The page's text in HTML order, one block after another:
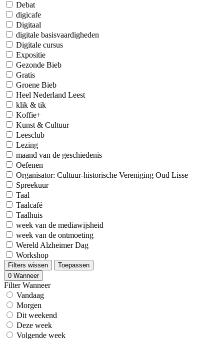
Debat
digicafe
Digitaal
digitale basisvaardigheden
Digitale cursus
Expositie
Gezonde Bieb
Gratis
Groene Bieb
Heel Nederland Leest
klik & tik
Koffie+
Kunst & Cultuur
Leesclub
Lezing
maand van de geschiedenis
Oefenen
Organisator: Cultuur-historische Vereniging Oud Lisse
Spreekuur
Taal
Taalcafé
Taalhuis
week van de mediawijsheid
week van de ontmoeting
Wereld Alzheimer Dag
Workshop
Filters wissen
Toepassen
0 Wanneer
Filter Wanneer
Vandaag
Morgen
Dit weekend
Deze week
Volgende week